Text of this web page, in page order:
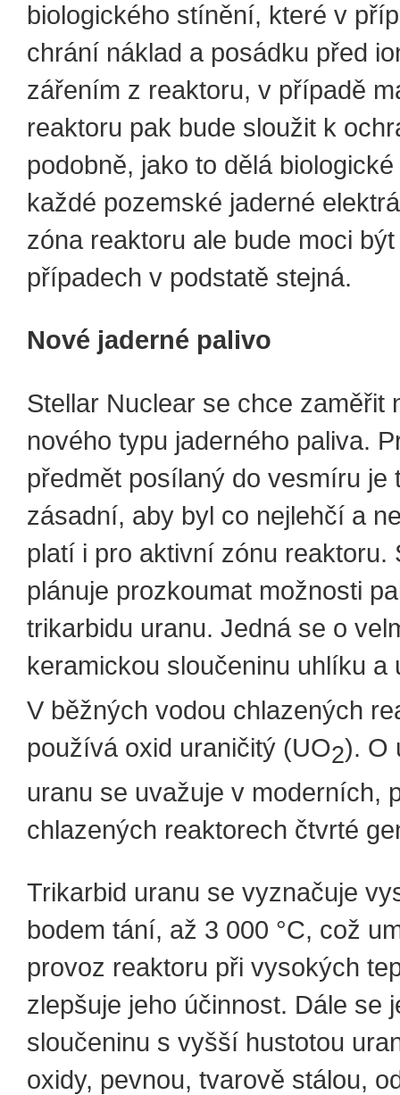
biologického stínění, které v
chrání náklad a posádku před
zářením z reaktoru, v případě
reaktoru pak bude sloužit k
podobně, jako to dělá
každé pozemské jaderné
zóna reaktoru ale bude moci
případech v podstatě stejná.
Nové jaderné palivo
Stellar Nuclear se chce zaměřit
nového typu jaderného paliva.
předmět posílaný do vesmíru je
zásadní, aby byl co nejlehčí a
platí i pro aktivní zónu reaktoru.
plánuje prozkoumat možnosti
trikarbidu uranu. Jedná se o
keramickou sloučeninu uhlíku a
V běžných vodou chlazených
používá oxid uraničitý (UO2). O
uranu se uvažuje v moderních,
chlazených reaktorech čtvrté
Trikarbid uranu se vyznačuje
bodem tání, až 3 000 °C, což
provoz reaktoru při vysokých
zlepšuje jeho účinnost. Dále se
sloučeninu s vyšší hustotou
oxidy, pevnou, tvarově stálou,